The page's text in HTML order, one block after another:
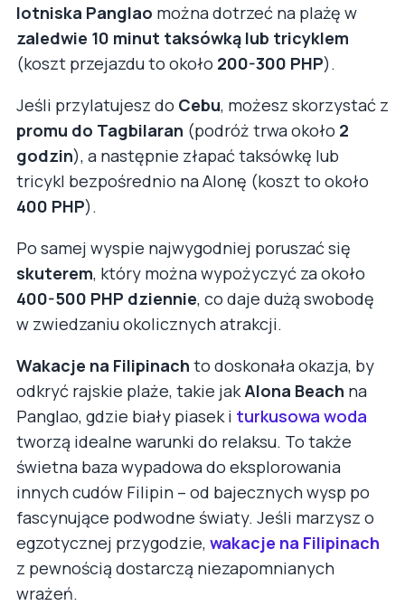
lotniska Panglao można dotrzeć na plażę w
zaledwie 10 minut taksówką lub tricyklem
(koszt przejazdu to około 200-300 PHP).
Jeśli przylatujesz do Cebu, możesz skorzystać z
promu do Tagbilaran (podróż trwa około 2
godzin), a następnie złapać taksówkę lub
tricykl bezpośrednio na Alonę (koszt to około
400 PHP).
Po samej wyspie najwygodniej poruszać się
skuterem, który można wypożyczyć za około
400-500 PHP dziennie, co daje dużą swobodę
w zwiedzaniu okolicznych atrakcji.
Wakacje na Filipinach to doskonała okazja, by
odkryć rajskie plaże, takie jakAlona Beach na
Panglao, gdzie biały piasek i turkusowa woda
tworzą idealne warunki do relaksu. To także
świetna baza wypadowa do eksplorowania
innych cudów Filipin – od bajecznych wysp po
fascynujące podwodne światy. Jeśli marzysz o
egzotycznej przygodzie, wakacje na Filipinach
z pewnością dostarczą niezapomnianych
wrażeń.